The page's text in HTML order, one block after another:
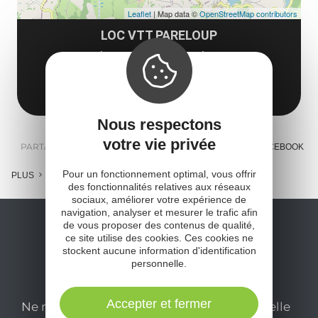
LOC VTT PARELOUP
Plage d'Arvieu Pareloup
12120 Arvieu
Obtenir l'itinéraire
Leaflet | Map data ©OpenStreetMap contributors
PARTAGER : E-MAIL MESSENGER FACEBOOK
PLUS
Ne manquez pas notre newsletter mensuelle
Nous respectons
votre vie privée
Pour un fonctionnement optimal, vous offrir
des fonctionnalités relatives aux réseaux
sociaux, améliorer votre expérience de
navigation, analyser et mesurer le trafic afin
de vous proposer des contenus de qualité,
ce site utilise des cookies. Ces cookies ne
stockent aucune information d'identification
personnelle.
Accepter et fermer